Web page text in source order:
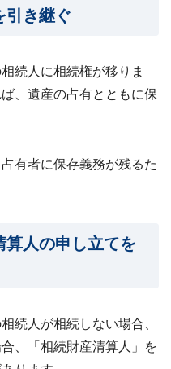
引き継ぐ
続人に相続権が移りま
、遺産の占有とともに保
有者に保存義務が残るた
算人の申し立てを
続人が相続しない場合、
、「相続財産清算人」を